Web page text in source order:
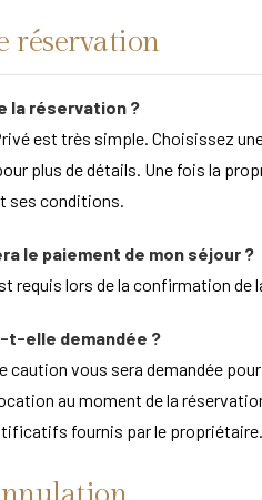
réservation
la réservation ?
est très simple. Choisissez
plus de détails. Une fois la
ses conditions.
le paiement de mon séjour ?
requis lors de la confirmation de
t-elle demandée ?
caution vous sera demandée
au moment de la
fournis par le